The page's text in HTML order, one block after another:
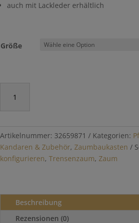
auch mit Lackleder erhältlich
Größe
"Luise"
Menge
Artikelnummer: 32659871 Kategorien:
Kandaren & Zubehör, Zaumbaukasten
konfigurieren, Trensenzaum, Zaum
Beschreibung
Rezensionen (0)